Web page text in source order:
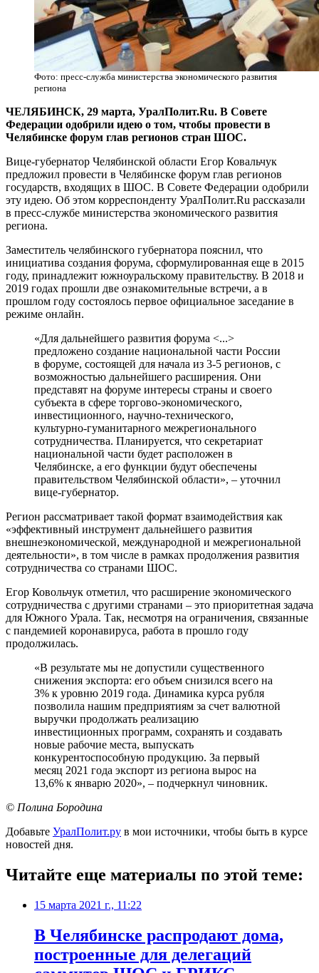
Фото: пресс-служба министерства экономического развития
региона
ЧЕЛЯБИНСК, 29 марта, УралПолит.Ru. В Совете
Федерации одобрили идею о том, чтобы провести в
Челябинске форум глав регионов стран ШОС.
Вице-губернатор Челябинской области Егор Ковальчук
предложил провести в Челябинске форум глав регионов
государств, входящих в ШОС. В Совете Федерации одобрили
эту идею. Об этом корреспонденту УралПолит.Ru рассказали
в пресс-службе министерства экономического развития
региона.
Заместитель челябинского губернатора пояснил, что
инициатива создания форума, сформулированная еще в 2015
году, принадлежит южноуральскому правительству. В 2018 и
2019 годах прошли две ознакомительные встречи, а в
прошлом году состоялось первое официальное заседание в
режиме онлайн.
«Для дальнейшего развития форума <...>
предложено создание национальной части России
в форуме, состоящей для начала из 3-5 регионов, с
возможностью дальнейшего расширения. Они
представят на форуме интересы страны и своего
субъекта в сфере торгово-экономического,
инвестиционного, научно-технического,
культурно-гуманитарного межрегионального
сотрудничества. Планируется, что секретариат
национальной части будет расположен в
Челябинске, а его функции будут обеспечены
правительством Челябинской области», – уточнил
вице-губернатор.
Регион рассматривает такой формат взаимодействия как
«эффективный инструмент дальнейшего развития
внешнеэкономической, международной и межрегиональной
деятельности», в том числе в рамках продолжения развития
сотрудничества со странами ШОС.
Егор Ковольчук отметил, что расширение экономического
сотрудничества с другими странами – это приоритетная задача
для Южного Урала. Так, несмотря на ограничения, связанные
с пандемией коронавируса, работа в прошло году
продолжилась.
«В результате мы не допустили существенного
снижения экспорта: его объем снизился всего на
3% к уровню 2019 года. Динамика курса рубля
позволила нашим предприятиям за счет валютной
выручки продолжать реализацию
инвестиционных программ, сохранять и создавать
новые рабочие места, выпускать
конкурентоспособную продукцию. За первый
месяц 2021 года экспорт из региона вырос на
13,6% к январю 2020», – подчеркнул чиновник.
© Полина Бородина
Добавьте УралПолит.ру в мои источники, чтобы быть в курсе
новостей дня.
Читайте еще материалы по этой теме:
15 марта 2021 г., 11:22
​В Челябинске распродают дома,
построенные для делегаций